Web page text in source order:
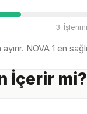
3.
NOVA 1 en
İçerir mi?